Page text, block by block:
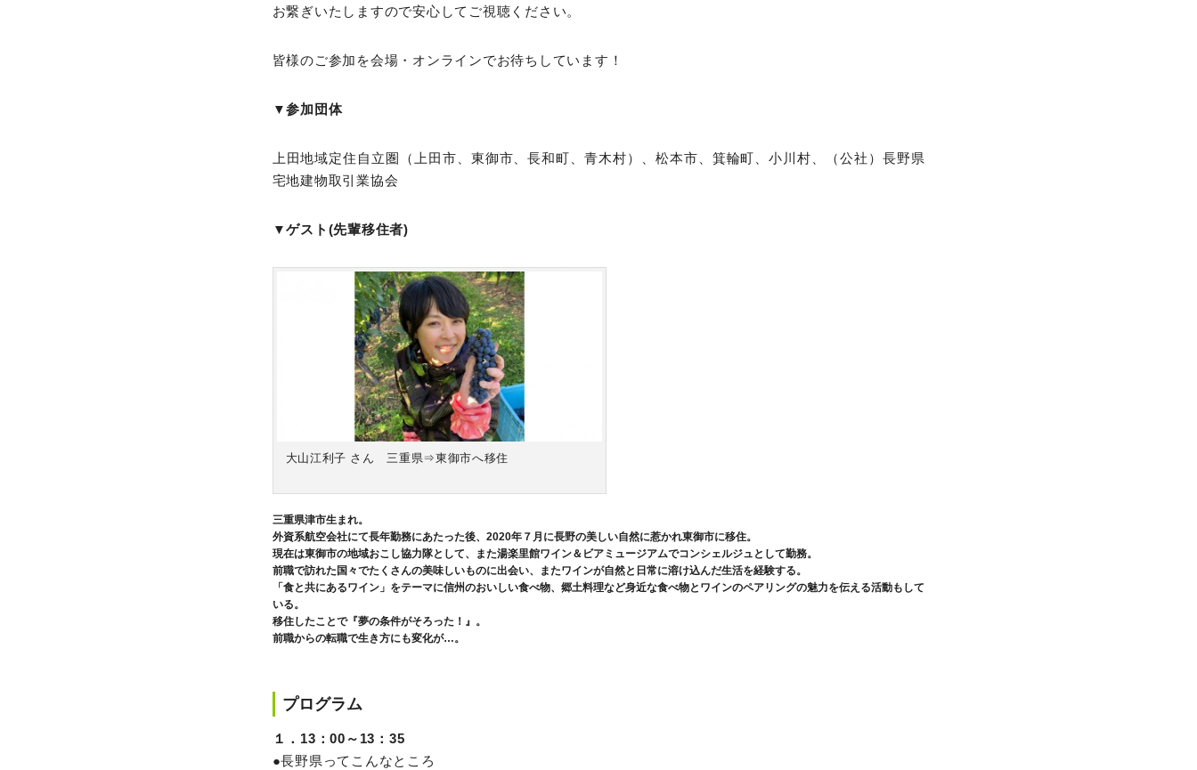
お繋ぎいたしますので安心してご視聴ください。
皆様のご参加を会場・オンラインでお待ちしています！
▼参加団体
上田地域定住自立圏（上田市、東御市、長和町、青木村）、松本市、箕輪町、小川村、（公社）長野県
宅地建物取引業協会
▼ゲスト(先輩移住者)
大山江利子 さん 三重県⇒東御市へ移住
三重県津市生まれ。
外資系航空会社にて長年勤務にあたった後、2020年７月に長野の美しい自然に惹かれ東御市に移住。
現在は東御市の地域おこし協力隊として、また湯楽里館ワイン＆ビアミュージアムでコンシェルジュとして勤務。
前職で訪れた国々でたくさんの美味しいものに出会い、またワインが自然と日常に溶け込んだ生活を経験する。
「食と共にあるワイン」をテーマに信州のおいしい食べ物、郷土料理など身近な食べ物とワインのペアリングの魅力を伝える活動もして
いる。
移住したことで『夢の条件がそろった！』。
前職からの転職で生き方にも変化が…。
プログラム
１．13：00～13：35
●長野県ってこんなところ